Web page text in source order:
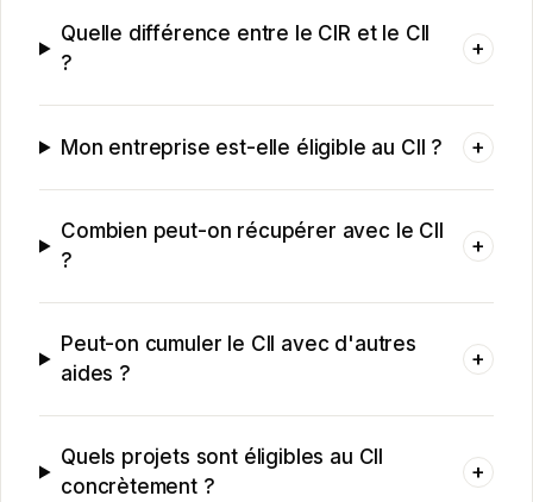
Quelle différence entre le CIR et le CII
?
+
Mon entreprise est-elle éligible au CII ? +
Combien peut-on récupérer avec le CII
?
+
Peut-on cumuler le CII avec d'autres
aides ?
+
Quels projets sont éligibles au CII
concrètement ?
+